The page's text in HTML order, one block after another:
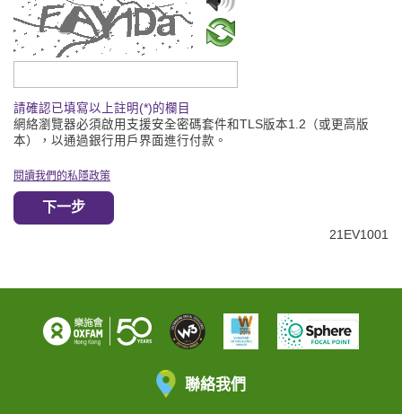
請輸入驗證碼
請確認已填寫以上註明(*)的欄目
網絡瀏覽器必須啟用支援安全密碼套件和TLS版本1.2（或更高版
本），以通過銀行用戶界面進行付款。
閱讀我們的私隱政策
下一步
21EV1001
聯絡我們